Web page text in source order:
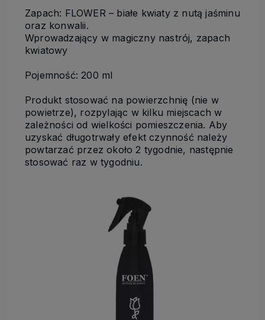
Zapach: FLOWER – białe kwiaty z nutą jaśminu
oraz konwalii.
Wprowadzający w magiczny nastrój, zapach
kwiatowy
Pojemność: 200 ml
Produkt stosować na powierzchnię (nie w
powietrze), rozpylając w kilku miejscach w
zależności od wielkości pomieszczenia. Aby
uzyskać długotrwały efekt czynność należy
powtarzać przez około 2 tygodnie, następnie
stosować raz w tygodniu.